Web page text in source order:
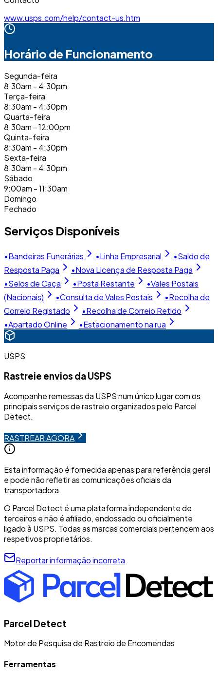
www.usps.com/help/contact-us.htm
Horário de Funcionamento
Segunda-feira
8:30am - 4:30pm
Terça-feira
8:30am - 4:30pm
Quarta-feira
8:30am - 12:00pm
Quinta-feira
8:30am - 4:30pm
Sexta-feira
8:30am - 4:30pm
Sábado
9:00am - 11:30am
Domingo
Fechado
Serviços Disponíveis
•Bandeiras Funerárias •Linha Empresarial •Saldo de
Resposta Paga
•Nova Licença de Resposta Paga
•Selos de Caça •Posta Restante •Vales Postais
(Nacionais)
•Consulta de Vales Postais •Recolha de
Correio Registado
•Recolha de Correio Retido
•Apartado Online •Estacionamento na rua
USPS
Rastreie envios da USPS
Acompanhe remessas da USPS num único lugar com os
principais serviços de rastreio organizados pelo Parcel
Detect.
RASTREAR AGORA
Esta informação é fornecida apenas para referência geral
e pode não refletir as comunicações oficiais da
transportadora.
O Parcel Detect é uma plataforma independente de
terceiros e não é afiliado, endossado ou oficialmente
ligado à USPS. Todas as marcas comerciais pertencem aos
respetivos proprietários.
Reportar informação incorreta
Parcel Detect
Motor de Pesquisa de Rastreio de Encomendas
Ferramentas